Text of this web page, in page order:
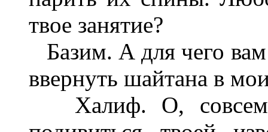
твое занятие?
Базим. А для чего вам
ввернуть шайтана в
Халиф. О, совсем